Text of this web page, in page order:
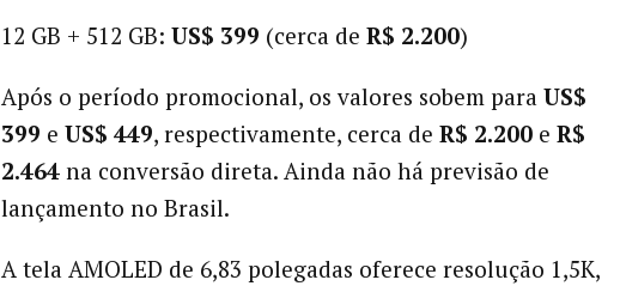
12 GB + 512 GB: US$ 399 (cerca de R$ 2.200)
Após o período promocional, os valores sobem para US$
399 e US$ 449, respectivamente, cerca de R$ 2.200e R$
2.464na conversão direta. Ainda não há previsão de
lançamento no Brasil.
A tela AMOLED de 6,83 polegadas oferece resolução 1,5K,